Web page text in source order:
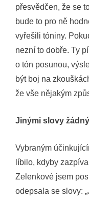
přesvědčen, že se
bude to pro ně
vyřešili tóniny.
nezní to dobře. Ty
o tón posunou,
být boj na
že vše nějakým
Jinými slovy
Vybraným
líbilo, kdyby
Zelenkové jsem
odepsala se slovy: